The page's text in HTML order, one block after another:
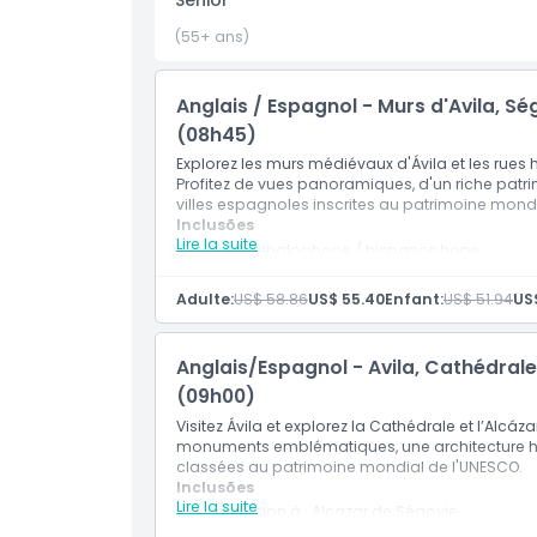
À savoir
Emplacement
Politique d'annulation
(55+ ans)
Anglais / Espagnol - Murs d'Avila,
(08h45)
Explorez les murs médiévaux d'Ávila et les
Profitez de vues panoramiques, d'un riche
villes espagnoles inscrites au patrimoine
Lire la suite
Inclusões
Guide anglophone / hispanophone
WiFi à bord
Transport en bus de luxe
Boisson et tapas à Ávila
Visite guidée à pied d'une heure à Ávila
Visite guidée à pied d'une heure à Ségovie
Guide audio et casque
Adulte:US$ 58.86US$ 55.40Enfant:US$ 51.94
Anglais/Espagnol - Avila,
(09h00)
Visitez Ávila et explorez la Cathédrale et
monuments emblématiques, une architecture
classées au patrimoine mondial de l'UNESCO.
Lire la suite
Inclusões
Admission à : Alcazar de Ségovie